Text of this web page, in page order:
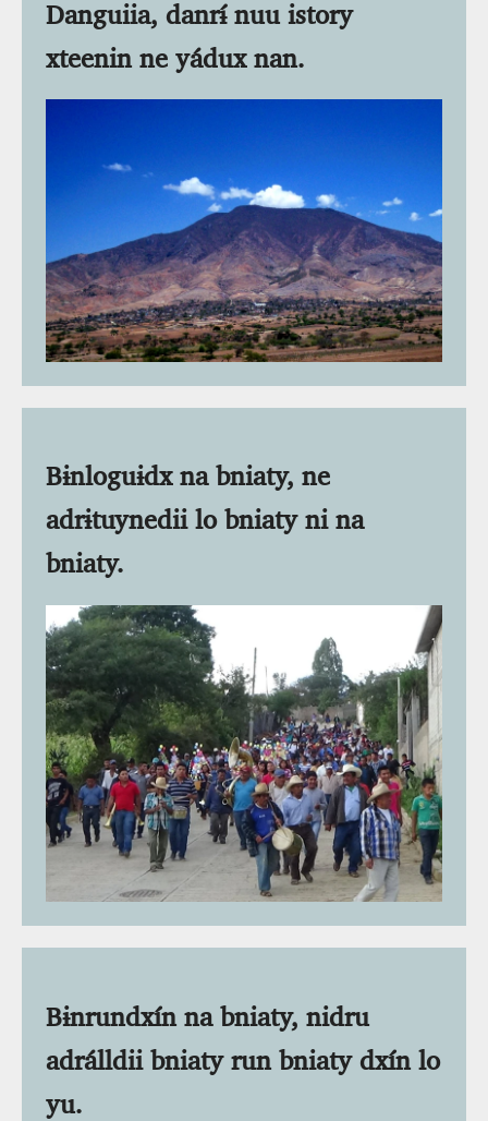
Danguiia, danrɨ́ nuu istory
xteenin ne yádux nan.
Bɨnloguɨdx na bniaty, ne
adrɨtuynedii lo bniaty ni na
bniaty.
Bɨnrundxín na bniaty, nidru
adrálldii bniaty run bniaty dxín lo
yu.